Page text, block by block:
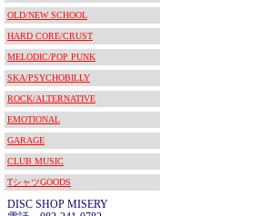
OLD/NEW SCHOOL
HARD CORE/CRUST
MELODIC/POP PUNK
SKA/PSYCHOBILLY
ROCK/ALTERNATIVE
EMOTIONAL
GARAGE
CLUB MUSIC
TシャツGOODS
DISC SHOP MISERY